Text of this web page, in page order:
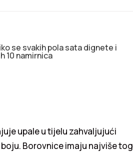
se svakih pola sata dignete i
10 namirnica
upale u tijelu zahvaljujući
Borovnice imaju najviše tog